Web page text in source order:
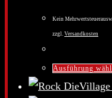
Kein
zzgl. Versandkosten
Ausführung